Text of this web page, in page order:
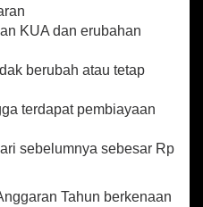
KUA dan erubahan
berubah atau tetap
terdapat pembiayaan
sebelumnya sebesar Rp
Tahun berkenaan